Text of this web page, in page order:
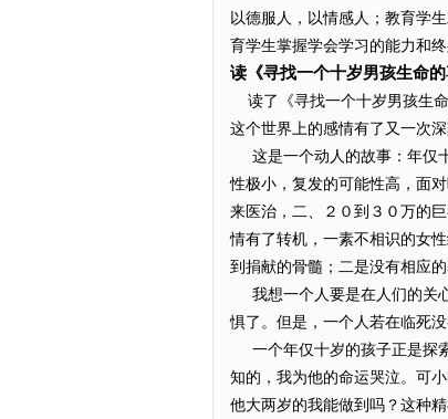
以德服人，以情感人；教育学
育学生掌握学会学习的能力和
读《寻找一个十岁男孩生命
读了《寻找一个十岁男孩生
这个世界上的感情有了又一次深
这是一个动人的故事：年仅
性极小，复发的可能性高，面
来医治，二、２０到３０万的
情有了转机，一素不相识的女
到捐献的骨髓；二是没有相应
我想一个人要是在人们的关
惧了。但是，一个人若在临死
一个年仅十岁的孩子正是探
知的，我为他的命运哭泣。可
他大两岁的我能做到吗？这种